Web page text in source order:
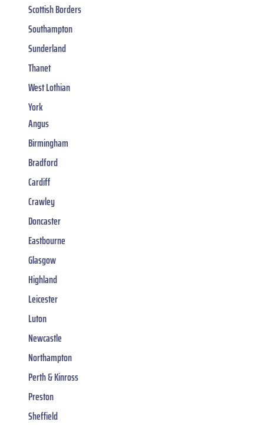
Scottish Borders
Southampton
Sunderland
Thanet
West Lothian
York
Angus
Birmingham
Bradford
Cardiff
Crawley
Doncaster
Eastbourne
Glasgow
Highland
Leicester
Luton
Newcastle
Northampton
Perth & Kinross
Preston
Sheffield